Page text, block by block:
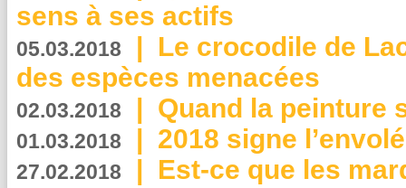
sens à ses actifs
05.03.2018 | Le crocodile de
des espèces menacées
02.03.2018 | Quand la peinture
01.03.2018 | 2018 signe
27.02.2018 | Est-ce que les